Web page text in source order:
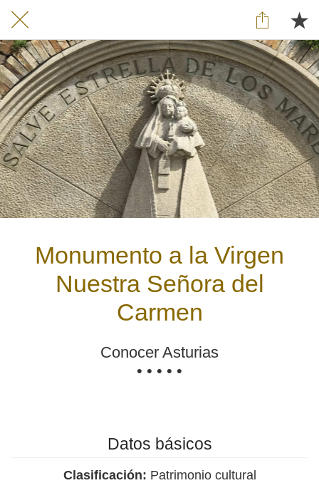
Monumento a la Virgen
Nuestra Señora del
Carmen
Conocer Asturias
• • • • •
Datos básicos
Clasificación: Patrimonio cultural